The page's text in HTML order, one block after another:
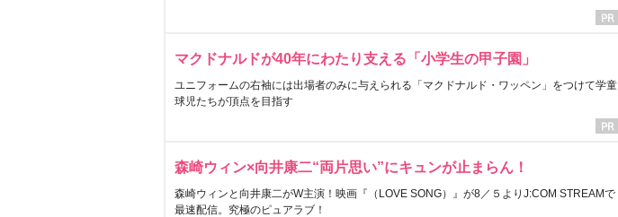
マクドナルドが40年にわたり支える「小学生の甲子園」
ユニフォームの右袖には出場者のみに与えられる「マクドナルド・ワッペン」をつけて学童
球児たちが頂点を目指す
森崎ウィン×向井康二“両片思い”にキュンが止まらん！
森崎ウィンと向井康二がW主演！映画『（LOVE SONG）』が8／５よりJ:COM STREAMで
最速配信。究極のピュアラブ！